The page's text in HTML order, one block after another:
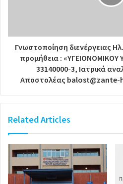
Γνωστοποίηση διενέργειας
προμήθεια : «ΥΓΕΙΟΝΟΜΙΚΟΥ
33140000-3, Ιατρικά
Αποστολέας
Related Articles